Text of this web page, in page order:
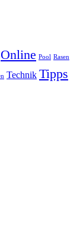
Online Pool Rasen
Technik Tipps